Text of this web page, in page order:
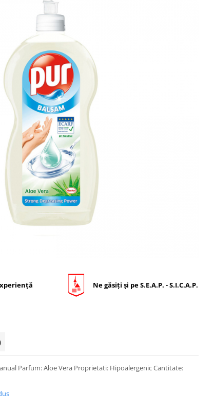
Ne găsiți și pe S.E.A.P. - S.I.C.A.P.
Parfum: Aloe Vera Proprietati: Hipoalergenic Cantitate: